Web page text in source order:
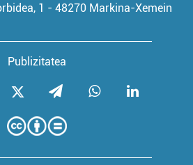
1 - 48270 Markina-Xemein
Publizitatea